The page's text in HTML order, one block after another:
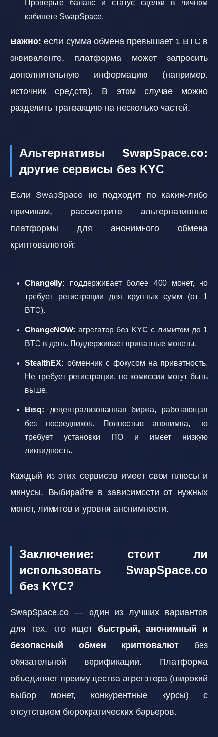
Проверьте баланс и статус сделки в личном
кабинете SwapSpace.
Важно: если сумма обмена превышает 1 BTC в
эквиваленте, платформа может запросить
дополнительную информацию (например,
источник средств). В этом случае можно
разделить транзакцию на несколько частей.
Альтернативы SwapSpace.co:
другие сервисы без KYC
Если SwapSpace не подходит по каким-либо
причинам, рассмотрите альтернативные
платформы для анонимного обмена
криптовалютой:
Changelly: поддерживает более 400 монет, но
требует регистрации для крупных сумм (от 1
BTC).
ChangeNOW: агрегатор без KYC с лимитом до 1
BTC в день. Поддерживает приватные монеты.
StealthEX: обменник с фокусом на приватность.
Не требует регистрации, но комиссии могут быть
выше.
Bisq: децентрализованная биржа, работающая
без посредников. Полностью анонимна, но
требует установки ПО и имеет низкую
ликвидность.
Каждый из этих сервисов имеет свои плюсы и
минусы. Выбирайте в зависимости от нужных
монет, лимитов и уровня анонимности.
Заключение: стоит ли
использовать SwapSpace.co
без KYC?
SwapSpace.co — один из лучших вариантов
для тех, кто ищет быстрый, анонимный и
безопасный обмен криптовалют без
обязательной верификации. Платформа
объединяет преимущества агрегатора (широкий
выбор монет, конкурентные курсы) с
отсутствием бюрократических барьеров.